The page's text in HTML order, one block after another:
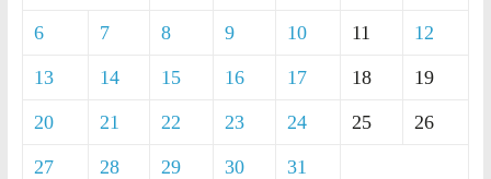
6 7 8 9 10 11 12
13 14 15 16 17 18 19
20 21 22 23 24 25 26
27 28 29 30 31